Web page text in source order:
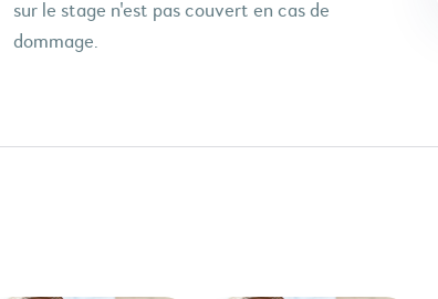
sur le stage n'est pas couvert en cas de
dommage.